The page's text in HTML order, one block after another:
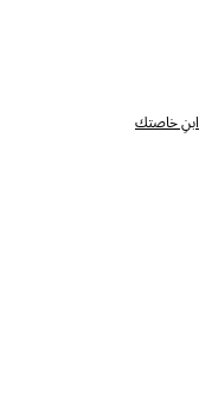
ابنِ خاصتك